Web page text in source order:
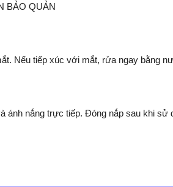
BẢO QUẢN
Nếu tiếp xúc với mắt, rửa ngay bằng
ánh nắng trực tiếp. Đóng nắp sau khi sử